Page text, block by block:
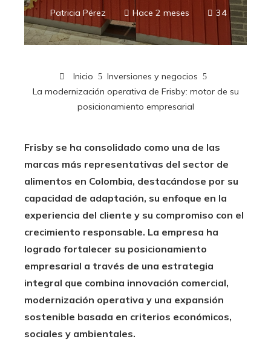
Patricia Pérez Hace 2 meses 34
Inicio
Inversiones y negocios
La modernización operativa de Frisby: motor de su
posicionamiento empresarial
Frisby se ha consolidado como una de las
marcas más representativas del sector de
alimentos en Colombia, destacándose por su
capacidad de adaptación, su enfoque en la
experiencia del cliente y su compromiso con el
crecimiento responsable. La empresa ha
logrado fortalecer su posicionamiento
empresarial a través de una estrategia
integral que combina innovación comercial,
modernización operativa y una expansión
sostenible basada en criterios económicos,
sociales y ambientales.